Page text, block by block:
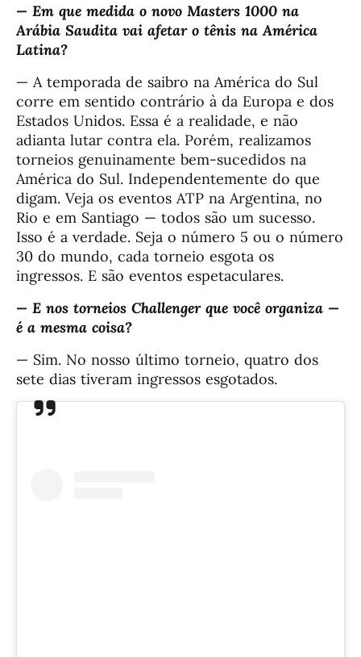
— Em que medida o novo Masters 1000 na
Arábia Saudita vai afetar o tênis na América
Latina?
— A temporada de saibro na América do Sul
corre em sentido contrário à da Europa e dos
Estados Unidos. Essa é a realidade, e não
adianta lutar contra ela. Porém, realizamos
torneios genuinamente bem-sucedidos na
América do Sul. Independentemente do que
digam. Veja os eventos ATP na Argentina, no
Rio e em Santiago — todos são um sucesso.
Isso é a verdade. Seja o número 5 ou o número
30 do mundo, cada torneio esgota os
ingressos. E são eventos espetaculares.
— E nos torneios Challenger que você organiza —
é a mesma coisa?
— Sim. No nosso último torneio, quatro dos
sete dias tiveram ingressos esgotados.